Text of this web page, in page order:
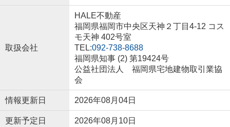
取扱会社
HALE不動産
福岡県福岡市中央区天神２丁目4-12 コス
モ天神 402号室
TEL:092-738-8688
福岡県知事 (2) 第19424号
公益社団法人 福岡県宅地建物取引業協
会
情報更新日 2026年08月04日
更新予定日 2026年08月10日